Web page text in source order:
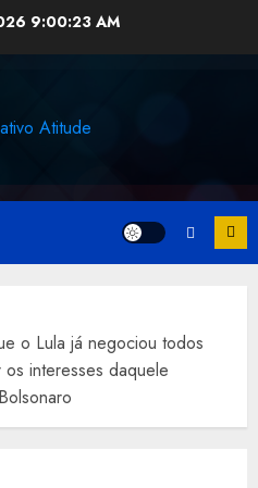
9:00:23 AM
o Lula já negociou todos
interesses daquele